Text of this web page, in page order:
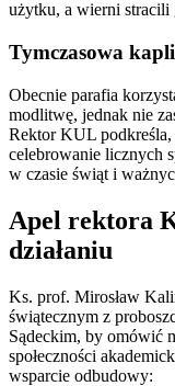
użytku, a wierni stracili
Tymczasowa
Obecnie parafia
modlitwę, jednak nie
Rektor KUL podkreśla,
celebrowanie licznych
w czasie świąt i
Apel rektora
działaniu
Ks. prof. Mirosław
świątecznym z
Sądeckim, by omówić
społeczności
wsparcie odbudowy: